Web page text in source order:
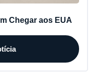
Chegar aos EUA